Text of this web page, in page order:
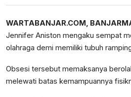
WARTABANJAR.COM,
Jennifer Aniston mengaku sempat
olahraga demi memiliki tubuh
Obsesi tersebut memaksanya
melewati batas kemampuannya